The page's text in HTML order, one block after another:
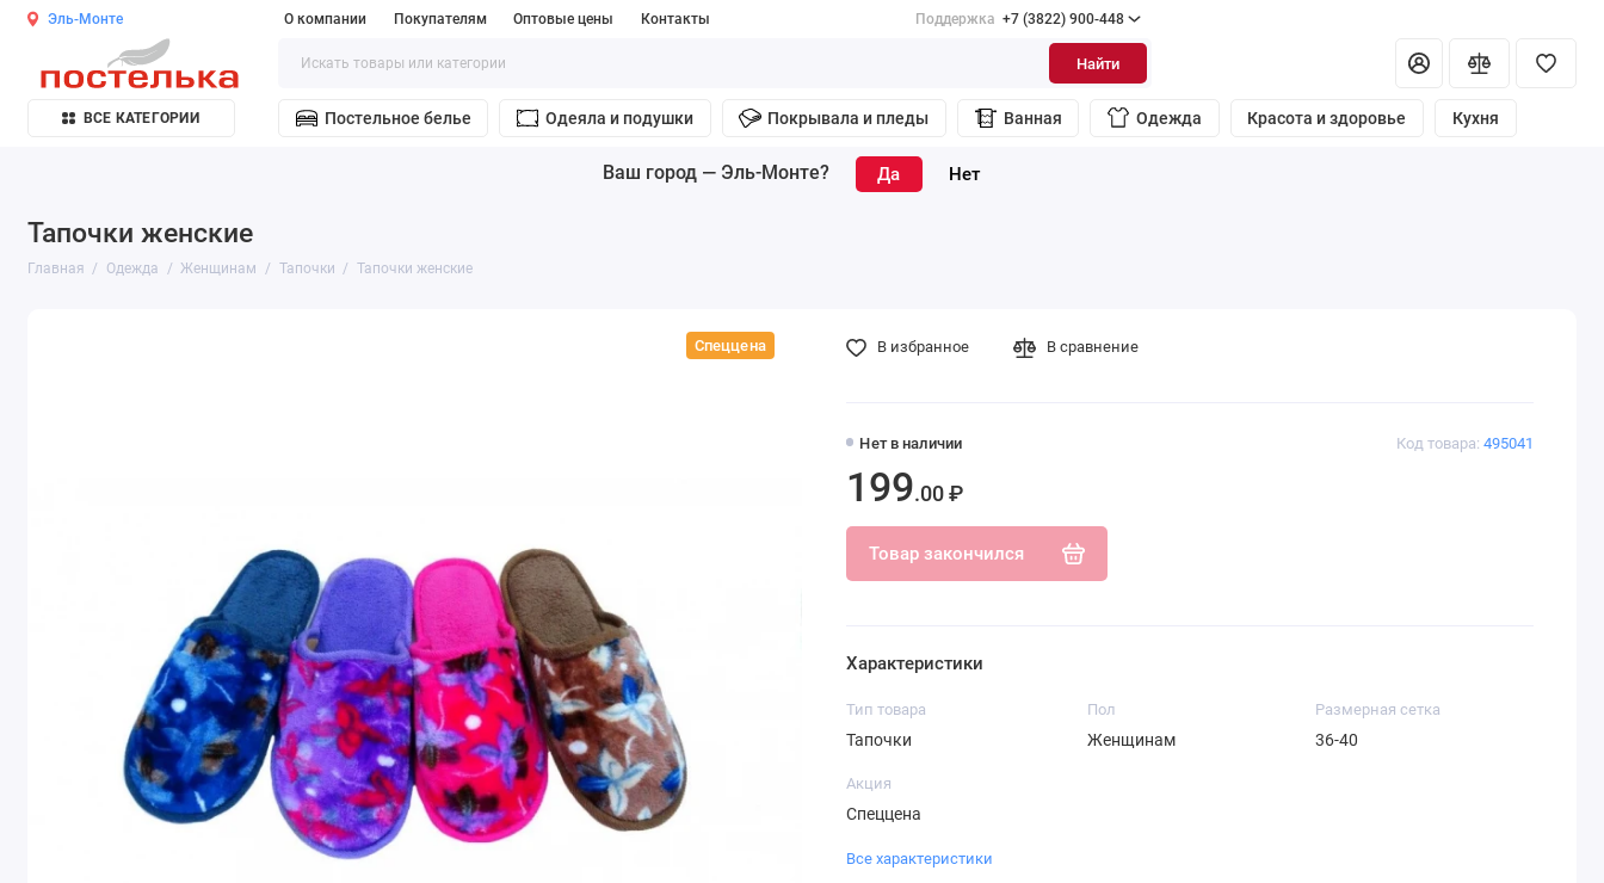
Эль-Монте О компании Покупателям Оптовые цены Контакты Поддержка +7 (3822) 900-448
Найти
ВСЕ КАТЕГОРИИ Постельное белье Одеяла и подушки Покрывала и пледы Ванная Одежда Красота и здоровье Кухня
Ваш город — Эль-Монте?
Тапочки женские
Главная Одежда Женщинам Тапочки Тапочки женские
Спеццена
Код товара: 495041
Нет в наличии
199.00 ₽
Товар закончился
В избранное В сравнение
Характеристики
Тип товара
Тапочки
Пол
Женщинам
Размерная сетка
36-40
Акция
Спеццена
Все характеристики